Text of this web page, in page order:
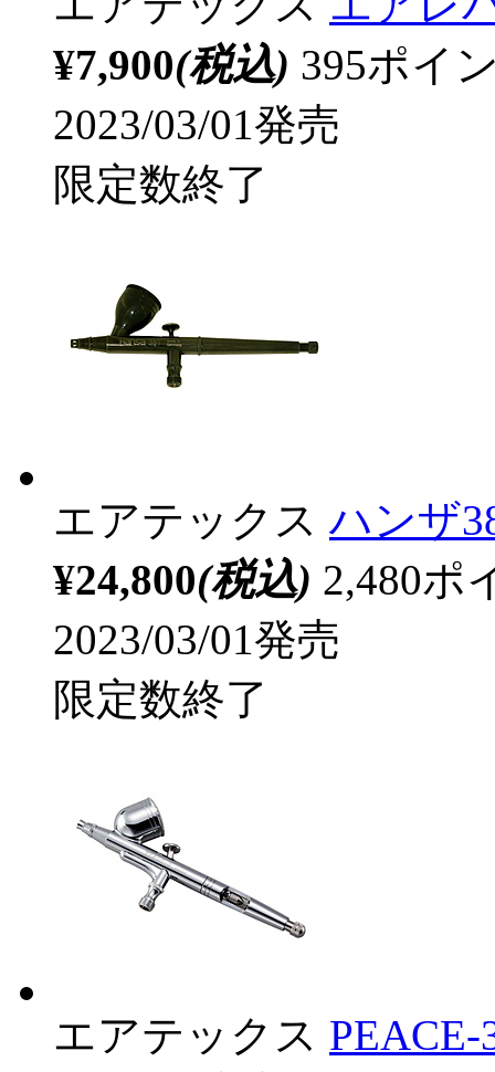
¥7,900(税込) 395ポイ
2023/03/01発売
限定数終了
エアテックス ハンザ
¥24,800(税込) 2,480ポ
2023/03/01発売
限定数終了
エアテックス PEACE-